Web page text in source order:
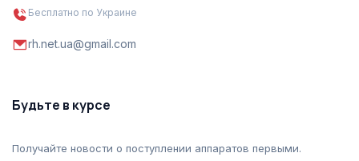
Бесплатно по Украине
rh.net.ua@gmail.com
Будьте в курсе
Получайте новости о поступлении аппаратов первыми.